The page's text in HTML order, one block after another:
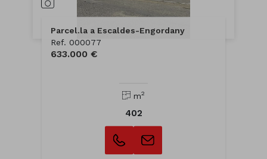
Parcel.la a Escaldes-Engordany
Ref. 000077
633.000 €
m2
402